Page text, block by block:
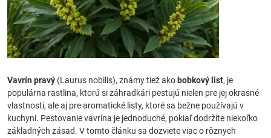
Vavrín pravý (Laurus nobilis), známy tiež ako bobkový list, je
populárna rastlina, ktorú si záhradkári pestujú nielen pre jej okrasné
vlastnosti, ale aj pre aromatické listy, ktoré sa bežne používajú v
kuchyni. Pestovanie vavrína je jednoduché, pokiaľ dodržíte niekoľko
základných zásad. V tomto článku sa dozviete viac o rôznych